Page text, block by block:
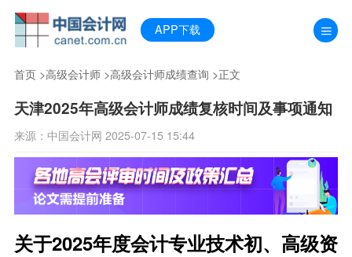
APP下载
首页>高级会计师>高级会计师成绩查询 >正文
天津2025年高级会计师成绩复核时间及事项通知
来源：中国会计网 2025-07-15 15:44
关于2025年度会计专业技术初、高级资